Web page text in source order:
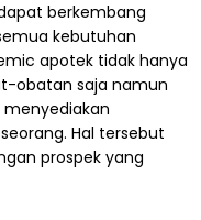
berkembang
kebutuhan
apotek tidak hanya
obatan saja namun
Hal tersebut
prospek yang